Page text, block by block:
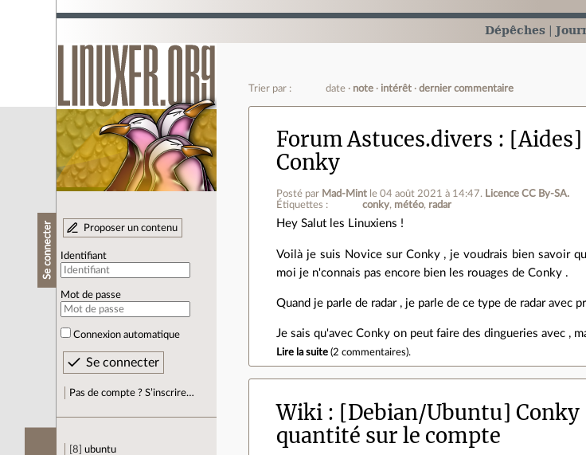
Dépêches
Se connecter Proposer un contenu
Identifiant
Mot de passe
Connexion automatique
Pas de compte ? S’inscrire…
8
ubuntu
Trier par : date note intérêt dernier commentaire
Forum Astuces.divers
[Aides]
Conky
Posté par Mad-Mint le 04 août 2021 à 14:47. Licence CC By‑SA.
Étiquettes :
conky météo radar
Hey Salut les Linuxiens !
Voilà je suis Novice sur Conky , je voudrais bien savoir
moi je n'connais pas encore bien les rouages de Conky .
Quand je parle de radar , je parle de ce type de radar avec
Je sais qu'avec Conky on peut faire des dingueries avec ,
Lire la suite (2 commentaires).
Wiki
[Debian/Ubuntu]
quantité sur le compte